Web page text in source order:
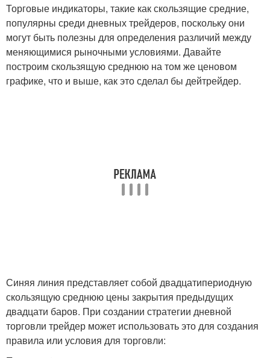
Торговые индикаторы, такие как скользящие средние,
популярны среди дневных трейдеров, поскольку они
могут быть полезны для определения различий между
меняющимися рыночными условиями. Давайте
построим скользящую среднюю на том же ценовом
графике, что и выше, как это сделал бы дейтрейдер.
Синяя линия представляет собой двадцатипериодную
скользящую среднюю цены закрытия предыдущих
двадцати баров. При создании стратегии дневной
торговли трейдер может использовать это для создания
правила или условия для торговли: